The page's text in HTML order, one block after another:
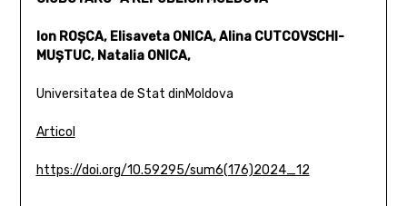
Ion ROȘCA, Elisaveta ONICA, Alina CUTCOVSCHI-
MUȘTUC, Natalia ONICA,
Universitatea de Stat dinMoldova
Articol
https://doi.org/10.59295/sum6(176)2024_12